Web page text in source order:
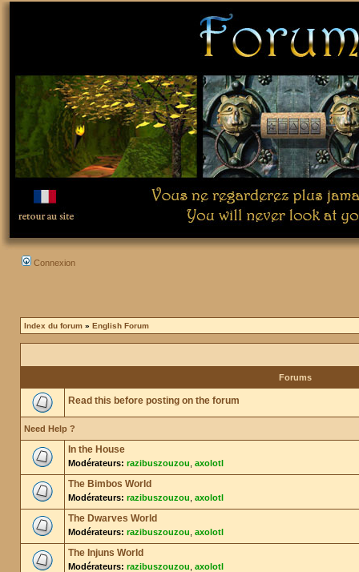
Connexion
Index du forum » English Forum
Forums
Read this before posting on the forum
Need Help ?
In the House
Modérateurs: razibuszouzou axolotl
The Bimbos World
Modérateurs: razibuszouzou axolotl
The Dwarves World
Modérateurs: razibuszouzou axolotl
The Injuns World
Modérateurs: razibuszouzou axolotl